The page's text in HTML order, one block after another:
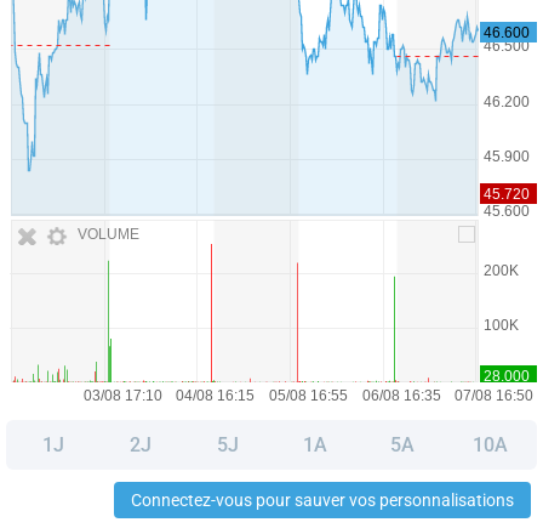
VOLUME
1J 2J 5J 1A 5A 10A
Connectez-vous pour sauver vos personnalisations